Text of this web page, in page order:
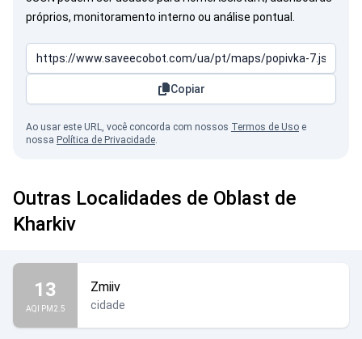
próprios, monitoramento interno ou análise pontual.
Copiar
Ao usar este URL, você concorda com nossos Termos de Uso e
nossa Política de Privacidade.
Outras Localidades de Oblast de
Kharkiv
13
AQI PM2.5
Zmiiv
cidade